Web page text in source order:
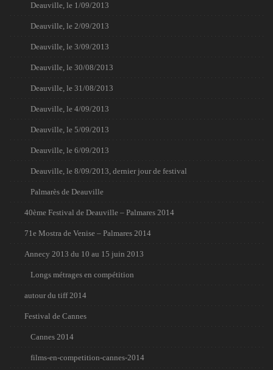
Deauville, le 1/09/2013
Deauville, le 2/09/2013
Deauville, le 3/09/2013
Deauville, le 30/08/2013
Deauville, le 31/08/2013
Deauville, le 4/09/2013
Deauville, le 5/09/2013
Deauville, le 6/09/2013
Deauville, le 8/09/2013, dernier jour de festival
Palmarès de Deauville
40ème Festival de Deauville – Palmares 2014
71e Mostra de Venise – Palmares 2014
Annecy 2013 du 10 au 15 juin 2013
Longs métrages en compétition
autour du tiff 2014
Festival de Cannes
Cannes 2014
films-en-competition-cannes-2014